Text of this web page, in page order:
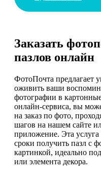
Заказать
пазлов онлайн
ФотоПочта предлагает
оживить ваши
фотографии в
онлайн-сервиса, вы
на заказ по фото,
шагов на нашем сайте
приложение. Эта
сроки получить пазл с
картинкой, идеально
или элемента декора.